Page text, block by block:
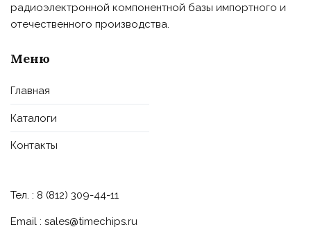
радиоэлектронной компонентной базы импортного и
отечественного производства.
Меню
Главная
Каталоги
Контакты
Тел. : 8 (812) 309-44-11
Email : sales@timechips.ru